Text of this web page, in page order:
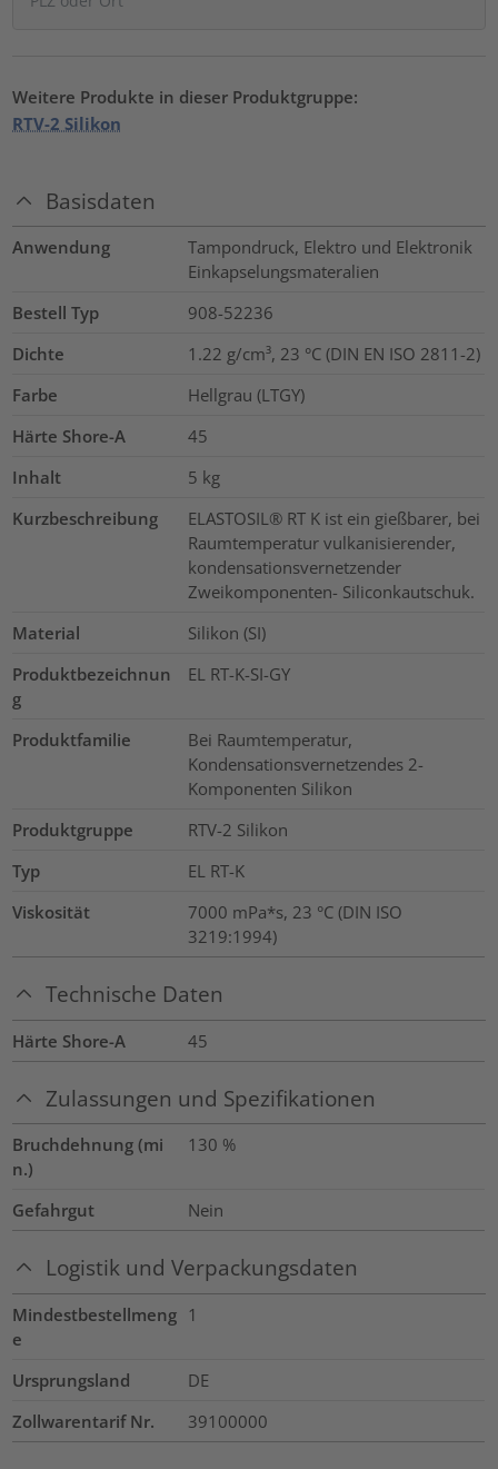
Weitere Produkte in dieser Produktgruppe:
RTV-2 Silikon
Basisdaten
Anwendung
Tampondruck, Elektro und Elektronik
Einkapselungsmateralien
Bestell Typ
908-52236
Dichte
1.22 g/cm³, 23 °C (DIN EN ISO 2811-2)
Farbe
Hellgrau (LTGY)
Härte Shore-A
45
Inhalt
5 kg
Kurzbeschreibung
ELASTOSIL® RT K ist ein gießbarer, bei
Raumtemperatur vulkanisierender,
kondensationsvernetzender
Zweikomponenten- Siliconkautschuk.
Material
Silikon (SI)
Produktbezeichnun
g
EL RT-K-SI-GY
Produktfamilie
Bei Raumtemperatur,
Kondensationsvernetzendes 2-
Komponenten Silikon
Produktgruppe
RTV-2 Silikon
Typ
EL RT-K
Viskosität
7000 mPa*s, 23 °C (DIN ISO
3219:1994)
Technische Daten
Härte Shore-A 45
Zulassungen und Spezifikationen
Bruchdehnung (mi
n.)
130 %
Gefahrgut Nein
Logistik und Verpackungsdaten
Mindestbestellmeng
e
1
Ursprungsland
DE
Zollwarentarif Nr.
39100000